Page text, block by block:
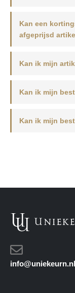
Kan een
afgeprijsd
Kan ik mijn
Kan ik mijn
Kan ik mijn
info@uniekeurn.nl